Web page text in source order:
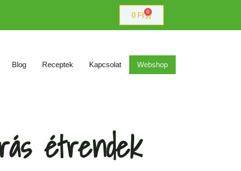
0 Ft 0
Blog Receptek Kapcsolat Webshop
étrendek